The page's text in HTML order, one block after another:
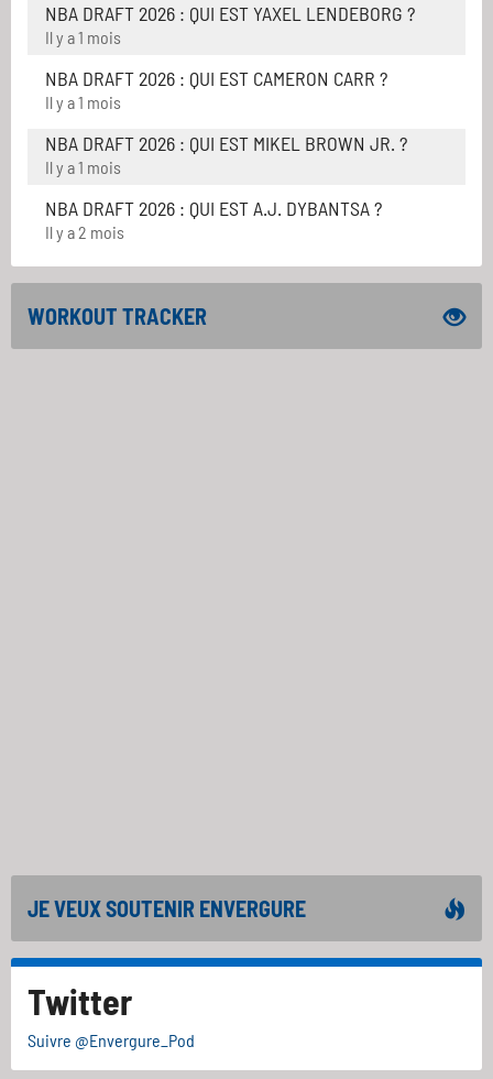
NBA DRAFT 2026 : QUI EST YAXEL LENDEBORG ?
Il y a 1 mois
NBA DRAFT 2026 : QUI EST CAMERON CARR ?
Il y a 1 mois
NBA DRAFT 2026 : QUI EST MIKEL BROWN JR. ?
Il y a 1 mois
NBA DRAFT 2026 : QUI EST A.J. DYBANTSA ?
Il y a 2 mois
WORKOUT TRACKER
JE VEUX SOUTENIR ENVERGURE
Twitter
Suivre @Envergure_Pod